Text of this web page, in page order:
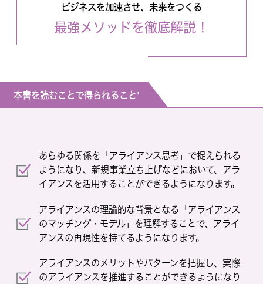
ビジネスを加速させ、未来をつくる
最強メソッドを徹底解説！
本書を読むことで得られること!
あらゆる関係を「アライアンス思考」で捉えられる
ようになり、新規事業立ち上げなどにおいて、アラ
イアンスを活用することができるようになります。
アライアンスの理論的な背景となる「アライアンス
のマッチング・モデル」を理解することで、アライ
アンスの再現性を持てるようになります。
アライアンスのメリットやパターンを把握し、実際
のアライアンスを推進することができるようになり